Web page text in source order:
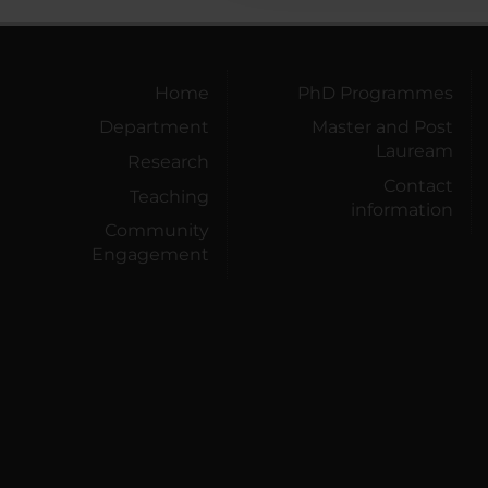
Home
Department
Research
Teaching
Community
Engagement
PhD Programmes
Master and Post
Lauream
Contact
information